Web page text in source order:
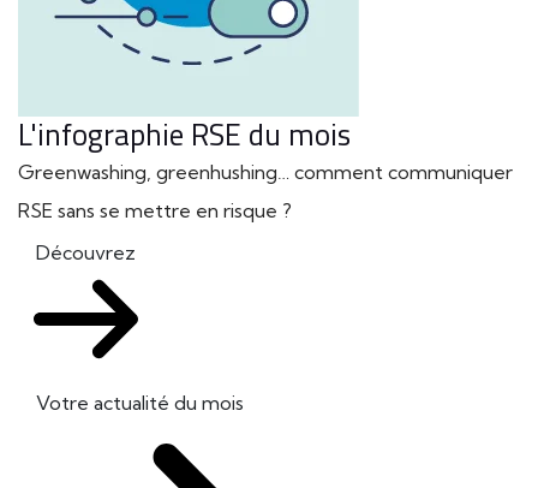
L'infographie RSE du mois
Greenwashing, greenhushing… comment communiquer
RSE sans se mettre en risque ?
Découvrez
Votre actualité du mois